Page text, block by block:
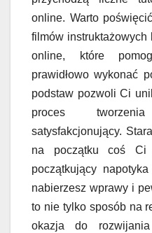
online. Warto
filmów
online, które
prawidłowo wykonać
podstaw pozwoli Ci
proces
satysfakcjonujący.
na początku coś
początkujący
nabierzesz wprawy i
to nie tylko sposób na
okazja do